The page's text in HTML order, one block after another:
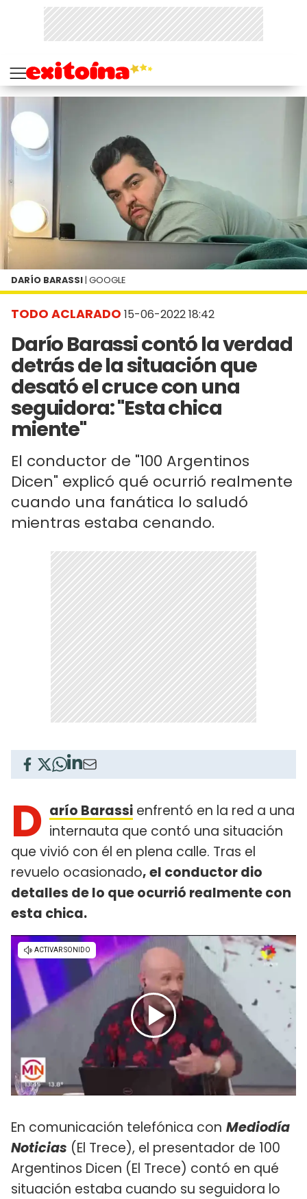
TODO ACLARADO 15-06-2022 18:42
Darío Barassi contó la verdad
detrás de la situación que
desató el cruce con una
seguidora: "Esta chica
miente"
El conductor de "100 Argentinos
Dicen" explicó qué ocurrió realmente
cuando una fanática lo saludó
mientras estaba cenando.
DARÍO BARASSI | GOOGLE
D arío Barassi enfrentó en la red a una
internauta que contó una situación
que vivió con él en plena calle. Tras el
revuelo ocasionado, el conductor dio
detalles de lo que ocurrió realmente con
esta chica.
En comunicación telefónica con Mediodía
Noticias (El Trece), el presentador de 100
Argentinos Dicen (El Trece) contó en qué
situación estaba cuando su seguidora lo